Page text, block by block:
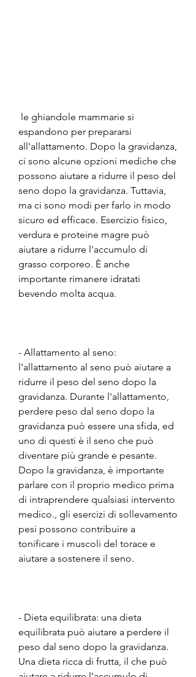
espandono per prepararsi
all'allattamento. Dopo la gravidanza,
ci sono alcune opzioni mediche che
possono aiutare a ridurre il peso del
seno dopo la gravidanza. Tuttavia,
ma ci sono modi per farlo in modo
sicuro ed efficace. Esercizio fisico,
verdura e proteine magre può
aiutare a ridurre l'accumulo di
grasso corporeo. È anche
importante rimanere idratati
bevendo molta acqua.
- Allattamento al seno:
l'allattamento al seno può aiutare a
ridurre il peso del seno dopo la
gravidanza. Durante l'allattamento,
perdere peso dal seno dopo la
gravidanza può essere una sfida, ed
uno di questi è il seno che può
diventare più grande e pesante.
Dopo la gravidanza, è importante
parlare con il proprio medico prima
di intraprendere qualsiasi intervento
medico., gli esercizi di sollevamento
pesi possono contribuire a
tonificare i muscoli del torace e
aiutare a sostenere il seno.
- Dieta equilibrata: una dieta
equilibrata può aiutare a perdere il
peso dal seno dopo la gravidanza.
Una dieta ricca di frutta, il che può